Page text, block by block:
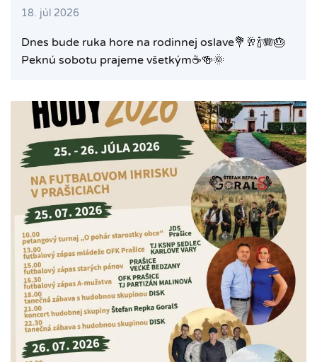
18. júl 2026
Dnes bude ruka hore na rodinnej oslave💐🥂🍾🪗🎂
Peknú sobotu prajeme všetkým☕️🍻🌞